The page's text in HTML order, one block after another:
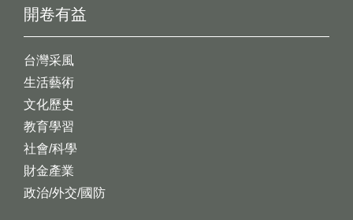
開卷有益
台灣采風
生活藝術
文化歷史
教育學習
社會/科學
財金產業
政治/外交/國防